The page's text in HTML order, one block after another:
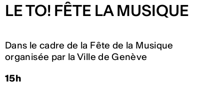
LE TO! FÊTE LA MUSIQUE
Dans le cadre de la Fête de la Musique
organisée par la Ville de Genève
15h